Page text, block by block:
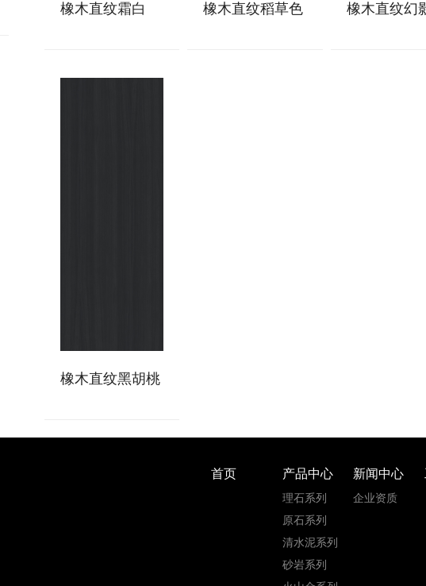
橡木直纹霜白 橡木直纹稻草色 橡木直纹幻
橡木直纹黑胡桃
首页 产品中心
理石系列
原石系列
清水泥系列
砂岩系列
新闻中心
企业资质